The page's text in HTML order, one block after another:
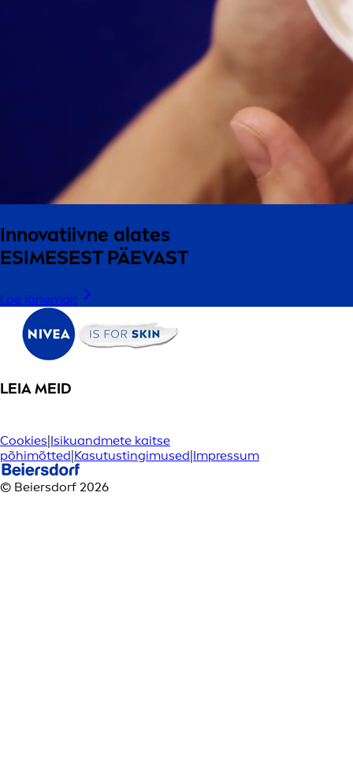
Innovatiivne alates
ESIMESEST PÄEVAST
Loe lähemalt
LEIA MEID
Cookies|Isikuandmete kaitse
põhimõtted|Kasutustingimused|Impressum
© Beiersdorf 2026